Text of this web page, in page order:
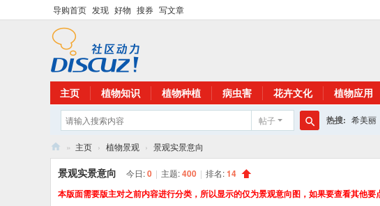
导购首页 发现 好物 搜券 写文章
主页 植物知识 植物种植 病虫害 花卉文化 植物应用
帖子
索
热搜: 希美丽
花
» 主页 › 植物景观 › 景观实景意向
景观实景意向 今日:0 | 主题:400 | 排名:14
本版面需要版主对之前内容进行分类，所以显示的仅为景观意向图，如果要查看其他要